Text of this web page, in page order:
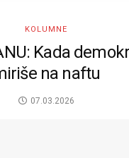
KOLUMNE
Kada
na naftu
07.03.2026